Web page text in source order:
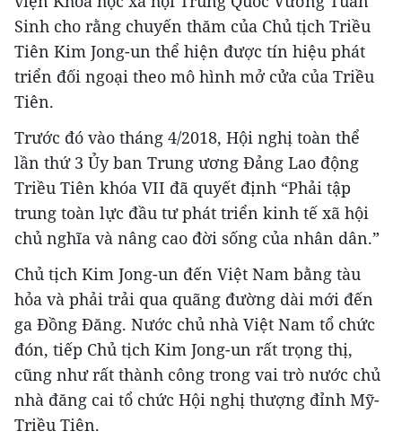
Sinh cho rằng chuyến thăm của Chủ tịch Triều
Tiên Kim Jong-un thể hiện được tín hiệu phát
triển đối ngoại theo mô hình mở cửa của Triều
Tiên.
Trước đó vào tháng 4/2018, Hội nghị toàn thể
lần thứ 3 Ủy ban Trung ương Đảng Lao động
Triều Tiên khóa VII đã quyết định “Phải tập
trung toàn lực đầu tư phát triển kinh tế xã hội
chủ nghĩa và nâng cao đời sống của nhân dân.”
Chủ tịch Kim Jong-un đến Việt Nam bằng tàu
hỏa và phải trải qua quãng đường dài mới đến
ga Đồng Đăng. Nước chủ nhà Việt Nam tổ chức
đón, tiếp Chủ tịch Kim Jong-un rất trọng thị,
cũng như rất thành công trong vai trò nước chủ
nhà đăng cai tổ chức Hội nghị thượng đỉnh Mỹ-
Triều Tiên.